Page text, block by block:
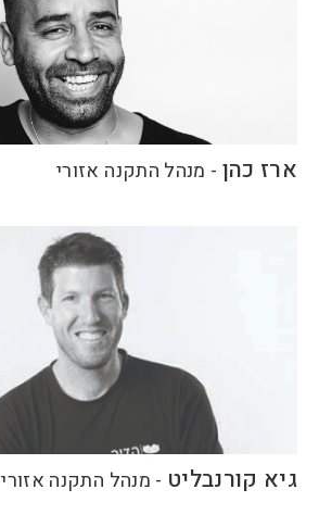
ארז כהן - מנהל התקנה אזורי
גיא קורנבליט - מנהל התקנה אזורי